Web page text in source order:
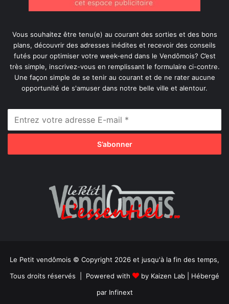
Vous souhaitez être tenu(e) au courant des sorties et des bons
plans, découvrir des adresses inédites et recevoir des conseils
futés pour optimiser votre week-end dans le Vendômois? C’est
très simple, inscrivez-vous en remplissant le formulaire ci-contre.
Une façon simple de se tenir au courant et de ne rater aucune
opportunité de s'amuser dans notre belle ville et alentour.
Le Petit vendômois © Copyright 2026 et jusqu'à la fin des temps,
Tous droits réservés | Powered with
by Kaizen Lab | Hébergé
par Infinext